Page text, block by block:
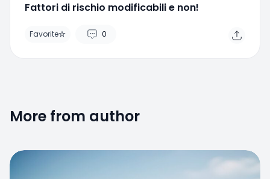
Fattori di rischio modificabili e non!
Favorite 0
More from author